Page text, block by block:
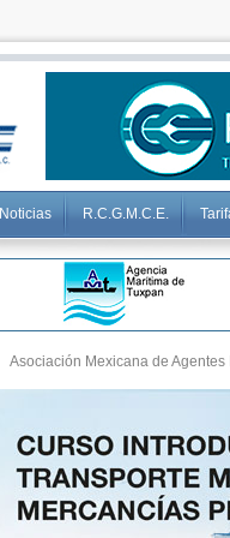
Noticias R.C.G.M.C.E.
Asociación Mexicana de Agentes